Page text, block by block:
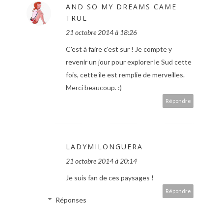
AND SO MY DREAMS CAME
TRUE
21 octobre 2014 à 18:26
C'est à faire c'est sur ! Je compte y
revenir un jour pour explorer le Sud cette
fois, cette île est remplie de merveilles.
Merci beaucoup. :)
Répondre
LADYMILONGUERA
21 octobre 2014 à 20:14
Je suis fan de ces paysages !
Répondre
Réponses